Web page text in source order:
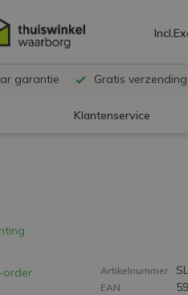
Incl.
garantie Gratis
Klantenservice
order Artikelnummer
EAN